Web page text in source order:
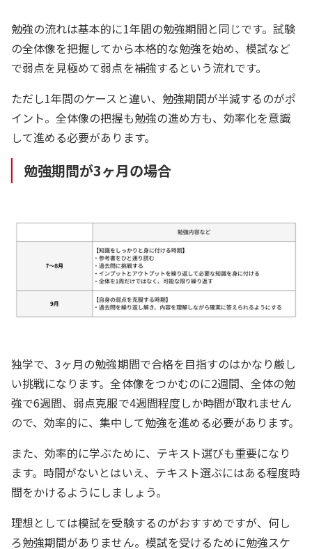
勉強の流れは基本的に1年間の勉強期間と同じです。試験
の全体像を把握してから本格的な勉強を始め、模試など
で弱点を見極めて弱点を補強するという流れです。
ただし1年間のケースと違い、勉強期間が半減するのがポ
イント。全体像の把握も勉強の進め方も、効率化を意識
して進める必要があります。
勉強期間が3ヶ月の場合
独学で、3ヶ月の勉強期間で合格を目指すのはかなり厳し
い挑戦になります。全体像をつかむのに2週間、全体の勉
強で6週間、弱点克服で4週間程度しか時間が取れません
ので、効率的に、集中して勉強を進める必要があります。
また、効率的に学ぶために、テキスト選びも重要になり
ます。時間がないとはいえ、テキスト選ぶにはある程度時
間をかけるようにしましょう。
理想としては模試を受験するのがおすすめですが、何し
ろ勉強期間がありません。模試を受けるために勉強スケ